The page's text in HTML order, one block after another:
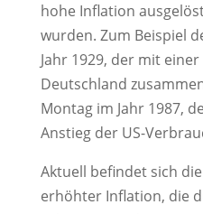
hohe Inflation
wurden. Zum Beispiel
Jahr 1929, der mit
Deutschland
Montag im Jahr 1987,
Anstieg der US-
Aktuell befindet sich
erhöhter Inflation, die